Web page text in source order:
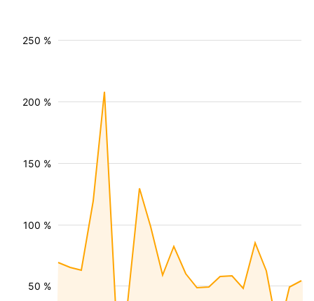
50 %
100 %
150 %
200 %
250 %